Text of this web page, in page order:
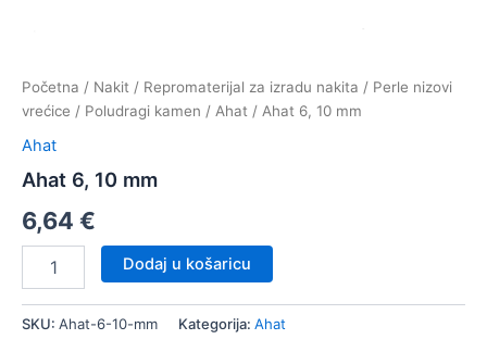
Početna / Nakit / Repromaterijal za izradu nakita / Perle nizovi
vrećice / Poludragi kamen / Ahat / Ahat 6, 10 mm
Ahat
Ahat 6, 10 mm
6,64 €
mm
Dodaj u košaricu
SKU: Ahat-6-10-mm Kategorija: Ahat